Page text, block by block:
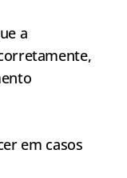
a
em casos